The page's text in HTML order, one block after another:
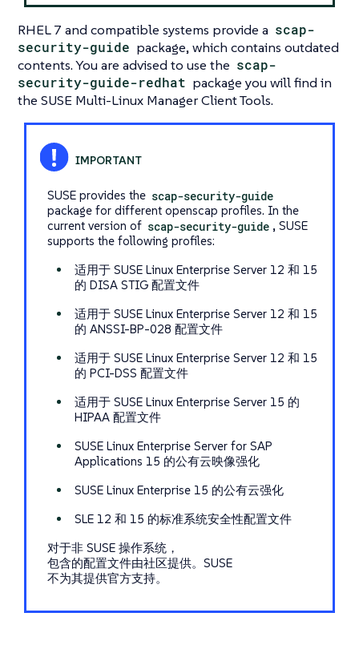
RHEL 7 and compatible systems provide a scap-
security-guide package, which contains outdated
contents. You are advised to use the scap-
security-guide-redhat package you will find in
the SUSE Multi-Linux Manager Client Tools.
SUSE provides the scap-security-guide
package for different openscap profiles. In the
current version of scap-security-guide , SUSE
supports the following profiles:
适用于 SUSE Linux Enterprise Server 12 和 15
的 DISA STIG 配置文件
适用于 SUSE Linux Enterprise Server 12 和 15
的 ANSSI-BP-028 配置文件
适用于 SUSE Linux Enterprise Server 12 和 15
的 PCI-DSS 配置文件
适用于 SUSE Linux Enterprise Server 15 的
HIPAA 配置文件
SUSE Linux Enterprise Server for SAP
Applications 15 的公有云映像强化
SUSE Linux Enterprise 15 的公有云强化
SLE 12 和 15 的标准系统安全性配置文件
对于非 SUSE 操作系统，
包含的配置文件由社区提供。SUSE
不为其提供官方支持。